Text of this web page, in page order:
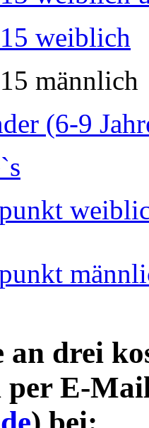
weiblich
männlich
(6-9
an drei
per E-